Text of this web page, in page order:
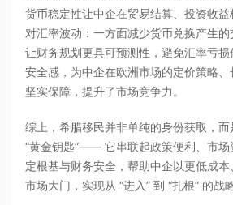
货币稳定性让中企在贸易结算、投资收
对汇率波动：一方面减少货币兑换产生
让财务规划更具可预测性，避免汇率亏
安全感，为中企在欧洲市场的定价策略
坚实保障，提升了市场竞争力。
综上，希腊移民并非单纯的身份获取，
“黄金钥匙”—— 它串联起政策便利、市场
定根基与财务安全，帮助中企以更低成
市场大门，实现从 “进入” 到 “扎根” 的战